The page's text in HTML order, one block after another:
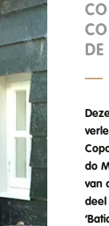
do
van
deel